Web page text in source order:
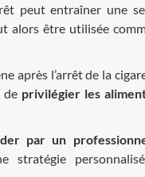
peut entraîner une
alors être utilisée
après l’arrêt de la
de privilégier les
par un
stratégie